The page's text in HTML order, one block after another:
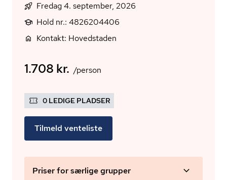
Fredag 4. september, 2026
Hold nr.: 4826204406
Kontakt: Hovedstaden
1.708 kr. /person
0 LEDIGE PLADSER
Tilmeld venteliste
Priser for særlige grupper